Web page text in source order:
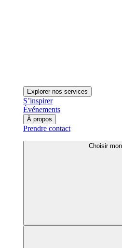
Explorer nos services
S’inspirer
Événements
À propos
Prendre contact
Choisir